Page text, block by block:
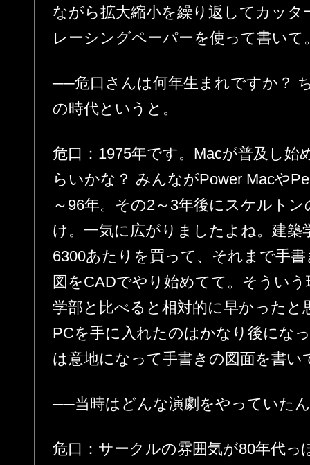
ながら拡大縮小を繰り返してカッ
レーシングペーパーを使って書いて
──危口さんは何年生まれですか？
の時代というと。
危口：1975年です。Macが普及し始
らいかな？ みんながPower Macや
～96年。その2～3年後にスケルト
け。一気に広がりましたよね。建築
6300あたりを買って、それまで手
図をCADでやり始めてて。そうい
学部と比べると相対的に早かったと
PCを手に入れたのはかなり後にな
は意地になって手書きの図面を書い
──当時はどんな演劇をやっていた
危口：サークルの雰囲気が80年代